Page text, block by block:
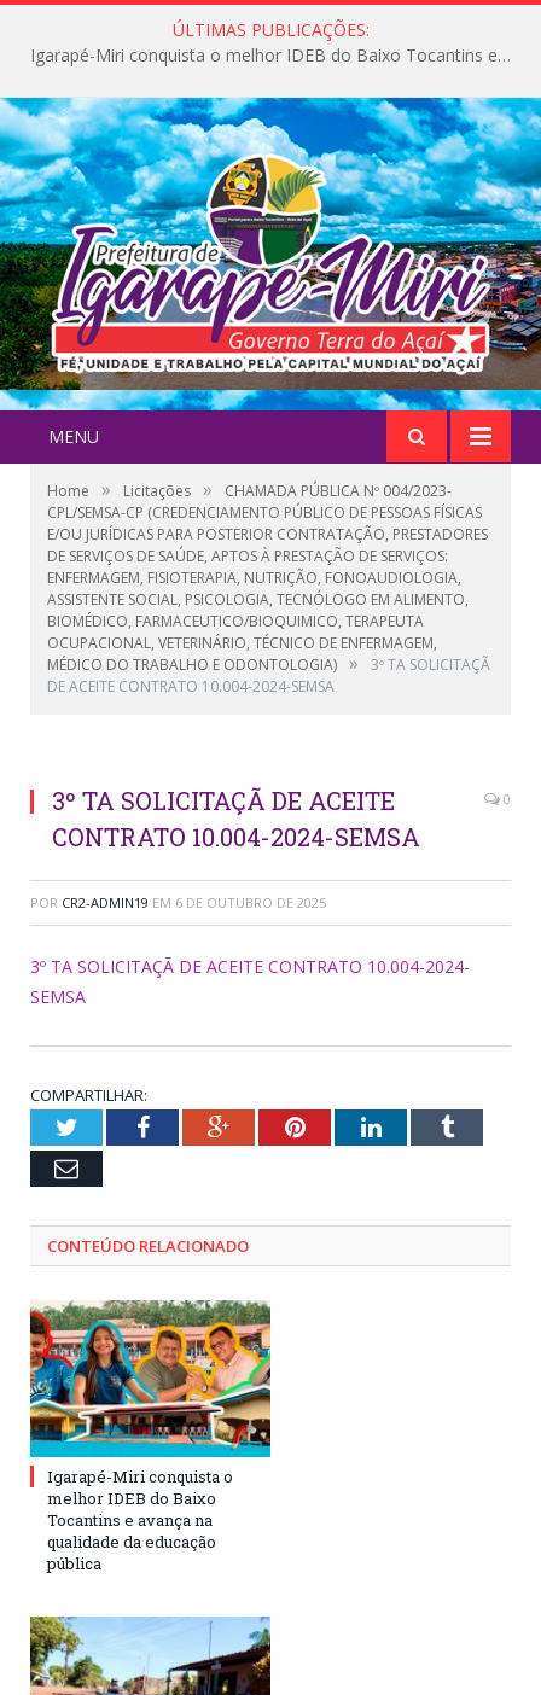
ÚLTIMAS PUBLICAÇÕES:
Igarapé-Miri conquista o melhor IDEB do Baixo Tocantins e avança na qualidade da educação pública
MENU
Home » Licitações »
CHAMADA PÚBLICA Nº 004/2023-
CPL/SEMSA-CP (CREDENCIAMENTO PÚBLICO DE PESSOAS FÍSICAS
E/OU JURÍDICAS PARA POSTERIOR CONTRATAÇÃO, PRESTADORES
DE SERVIÇOS DE SAÚDE, APTOS À PRESTAÇÃO DE SERVIÇOS:
ENFERMAGEM, FISIOTERAPIA, NUTRIÇÃO, FONOAUDIOLOGIA,
ASSISTENTE SOCIAL, PSICOLOGIA, TECNÓLOGO EM ALIMENTO,
BIOMÉDICO, FARMACEUTICO/BIOQUIMICO, TERAPEUTA
OCUPACIONAL, VETERINÁRIO, TÉCNICO DE ENFERMAGEM,
MÉDICO DO TRABALHO E ODONTOLOGIA) »
3º TA SOLICITAÇÃ
DE ACEITE CONTRATO 10.004-2024-SEMSA
3º TA SOLICITAÇÃ DE ACEITE
CONTRATO 10.004-2024-SEMSA
0
POR CR2-ADMIN19 EM 6 DE OUTUBRO DE 2025
3º TA SOLICITAÇÃ DE ACEITE CONTRATO 10.004-2024-
SEMSA
COMPARTILHAR:
TwitterFacebookGoogle+PinterestLinkedInTumblr
Email
CONTEÚDO RELACIONADO
Igarapé-Miri conquista o
melhor IDEB do Baixo
Tocantins e avança na
qualidade da educação
pública